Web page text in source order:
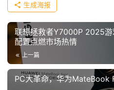
生成海报
联想拯救者Y7000P 2025
配置点燃市场热情
上一篇
PC大革命，华为MateBook